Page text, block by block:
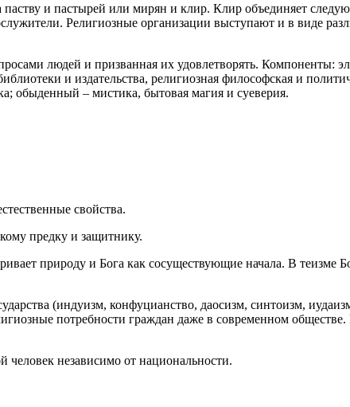
и пастырей или мирян и клир. Клир объединяет
Религиозные организации выступают и в виде
людей и призванная их удовлетворять. Компоненты:
и издательства, религиозная философская и
обыденный – мистика, бытовая магия и суеверия.
свойства.
предку и защитнику.
природу и Бога как сосуществующие начала. В теизме
(индуизм, конфуцианство, даосизм, синтоизм,
потребности граждан даже в современном
независимо от национальности.